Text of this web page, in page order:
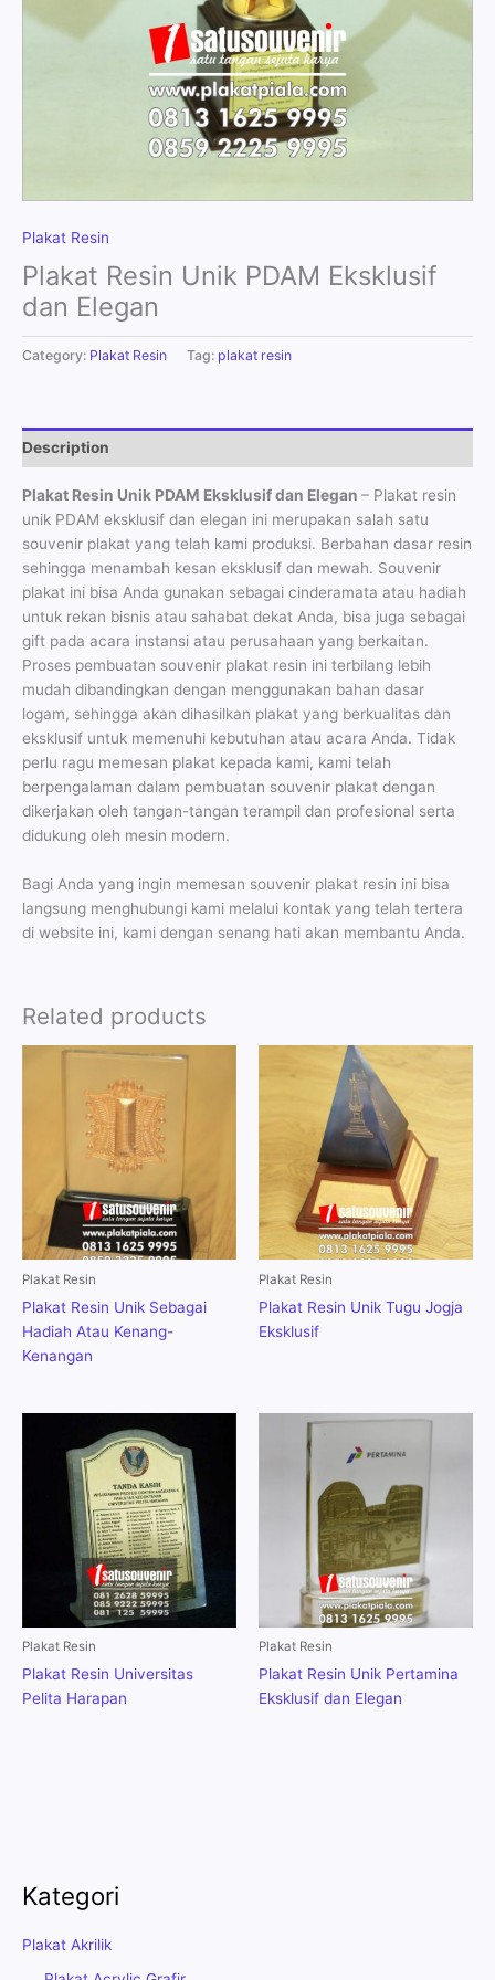
Plakat Resin
Plakat Resin Unik PDAM Eksklusif
dan Elegan
Category: Plakat Resin Tag: plakat resin
Description
Plakat Resin Unik PDAM Eksklusif dan Elegan – Plakat resin
unik PDAM eksklusif dan elegan ini merupakan salah satu
souvenir plakat yang telah kami produksi. Berbahan dasar resin
sehingga menambah kesan eksklusif dan mewah. Souvenir
plakat ini bisa Anda gunakan sebagai cinderamata atau hadiah
untuk rekan bisnis atau sahabat dekat Anda, bisa juga sebagai
gift pada acara instansi atau perusahaan yang berkaitan.
Proses pembuatan souvenir plakat resin ini terbilang lebih
mudah dibandingkan dengan menggunakan bahan dasar
logam, sehingga akan dihasilkan plakat yang berkualitas dan
eksklusif untuk memenuhi kebutuhan atau acara Anda. Tidak
perlu ragu memesan plakat kepada kami, kami telah
berpengalaman dalam pembuatan souvenir plakat dengan
dikerjakan oleh tangan-tangan terampil dan profesional serta
didukung oleh mesin modern.
Bagi Anda yang ingin memesan souvenir plakat resin ini bisa
langsung menghubungi kami melalui kontak yang telah tertera
di website ini, kami dengan senang hati akan membantu Anda.
Related products
Plakat Resin
Plakat Resin Unik Sebagai
Hadiah Atau Kenang-
Kenangan
Plakat Resin
Plakat Resin Unik Tugu Jogja
Eksklusif
Plakat Resin
Plakat Resin Universitas
Pelita Harapan
Plakat Resin
Plakat Resin Unik Pertamina
Eksklusif dan Elegan
Kategori
Plakat Akrilik